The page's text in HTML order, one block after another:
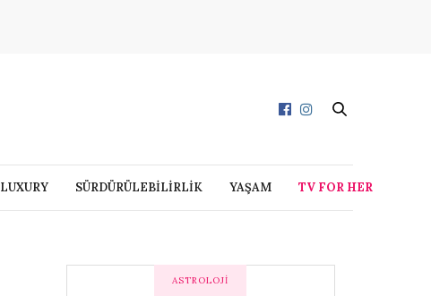
LUXURY SÜRDÜRÜLEBİLİRLİK YAŞAM TV FOR HER
ASTROLOJI